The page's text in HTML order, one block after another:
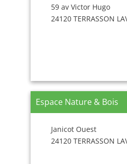
59 av Victor Hugo
24120 TERRASSON
Espace Nature & Bois
Janicot Ouest
24120 TERRASSON